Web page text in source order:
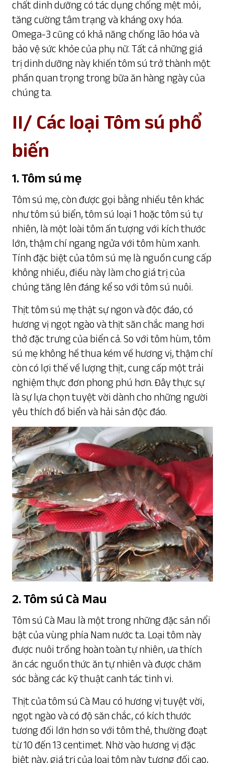
chất dinh dưỡng có tác dụng chống mệt mỏi,
tăng cường tâm trạng và kháng oxy hóa.
Omega-3 cũng có khả năng chống lão hóa và
bảo vệ sức khỏe của phụ nữ. Tất cả những giá
trị dinh dưỡng này khiến tôm sú trở thành một
phần quan trọng trong bữa ăn hàng ngày của
chúng ta.
II/ Các loại Tôm sú phổ
biến
1. Tôm sú mẹ
Tôm sú mẹ, còn được gọi bằng nhiều tên khác
như tôm sú biển, tôm sú loại 1 hoặc tôm sú tự
nhiên, là một loài tôm ấn tượng với kích thước
lớn, thậm chí ngang ngửa với tôm hùm xanh.
Tính đặc biệt của tôm sú mẹ là nguồn cung cấp
không nhiều, điều này làm cho giá trị của
chúng tăng lên đáng kể so với tôm sú nuôi.
Thịt tôm sú mẹ thật sự ngon và độc đáo, có
hương vị ngọt ngào và thịt săn chắc mang hơi
thở đặc trưng của biển cả. So với tôm hùm, tôm
sú mẹ không hề thua kém về hương vị, thậm chí
còn có lợi thế về lượng thịt, cung cấp một trải
nghiệm thực đơn phong phú hơn. Đây thực sự
là sự lựa chọn tuyệt vời dành cho những người
yêu thích đồ biển và hải sản độc đáo.
2. Tôm sú Cà Mau
Tôm sú Cà Mau là một trong những đặc sản nổi
bật của vùng phía Nam nước ta. Loại tôm này
được nuôi trồng hoàn toàn tự nhiên, ưa thích
ăn các nguồn thức ăn tự nhiên và được chăm
sóc bằng các kỹ thuật canh tác tinh vi.
Thịt của tôm sú Cà Mau có hương vị tuyệt vời,
ngọt ngào và có độ săn chắc, có kích thước
tương đối lớn hơn so với tôm thẻ, thường đoạt
từ 10 đến 13 centimet. Nhờ vào hương vị đặc
biệt này, giá trị của loại tôm này tương đối cao,